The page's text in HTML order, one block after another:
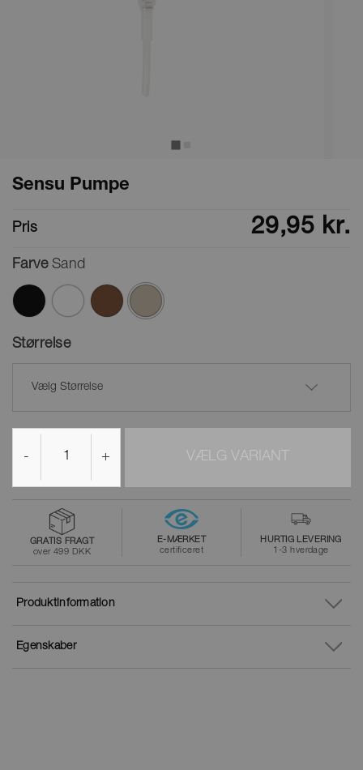
Sensu Pumpe
Pris 29,95 kr.
Farve Sand
valgte
Størrelse
Vælg Størrelse
- + VÆLG VARIANT
GRATIS FRAGT
over 499 DKK
E-MÆRKET
certificeret
HURTIG LEVERING
1-3 hverdage
Egenskaber
Produktinformation